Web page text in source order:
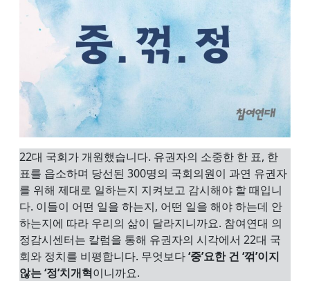
22대 국회가 개원했습니다. 유권자의 소중한 한 표, 한
표를 읍소하며 당선된 300명의 국회의원이 과연 유권자
를 위해 제대로 일하는지 지켜보고 감시해야 할 때입니
다. 이들이 어떤 일을 하는지, 어떤 일을 해야 하는데 안
하는지에 따라 우리의 삶이 달라지니까요. 참여연대 의
정감시센터는 칼럼을 통해 유권자의 시각에서 22대 국
회와 정치를 비평합니다. 무엇보다‘중’요한 건 ‘꺾’이지
않는 ‘정’치개혁이니까요.